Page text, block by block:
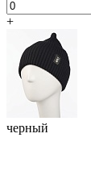
+
черный